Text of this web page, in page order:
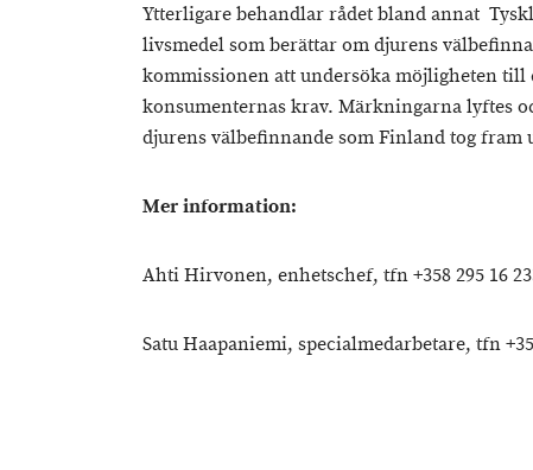
Ytterligare behandlar rådet bland annat
livsmedel som berättar om djurens
kommissionen att undersöka möjligheten till
konsumenternas krav. Märkningarna lyftes
djurens välbefinnande som Finland tog fram
Mer information:
Ahti Hirvonen, enhetschef, tfn +358 295 16
Satu Haapaniemi, specialmedarbetare, tfn